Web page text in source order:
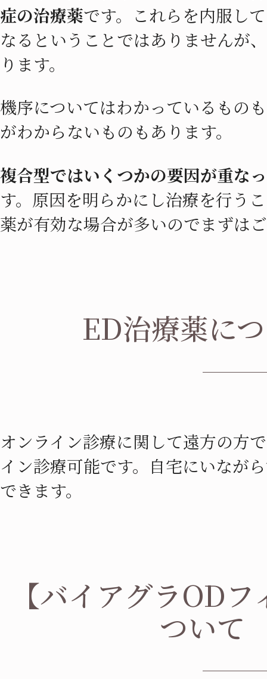
症の治療薬です。これらを内服し
なるということではありませんが
ります。
機序についてはわかっているもの
がわからないものもあります。
複合型ではいくつかの要因が重な
す。原因を明らかにし治療を行う
薬が有効な場合が多いのでまずは
ED治療薬に
オンライン診療に関して遠方の方
イン診療可能です。自宅にいなが
できます。
【バイアグラOD
ついて